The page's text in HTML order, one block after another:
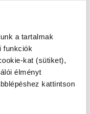
a tartalmak
funkciók
kat (sütiket),
élményt
kattintson